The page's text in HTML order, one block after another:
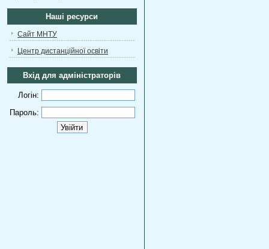
Наші ресурси
Сайт МНТУ
Центр дистанційної освіти
Вхід для адміністраторів
Логін:
Пароль: